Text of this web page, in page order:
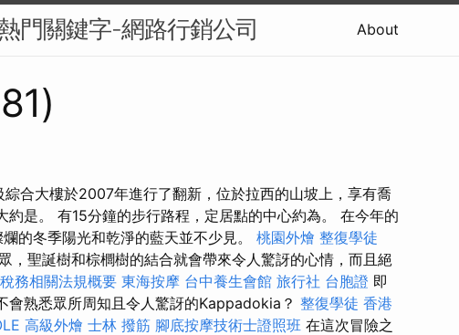
門關鍵字-網路行銷公司 About
合大樓於2007年進行了翻新，位於拉西的山坡上，享有喬
是。 有15分鐘的步行路程，定居點的中心約為。 在今年的
的冬季陽光和乾淨的藍天並不少見。 桃園外燴 整復學徒
，聖誕樹和棕櫚樹的結合就會帶來令人驚訝的心情，而且絕
務相關法規概要 東海按摩 台中養生會館 旅行社 台胞證 即
會熟悉眾所周知且令人驚訝的Kappadokia？ 整復學徒 香港
高級外燴 士林 撥筋 腳底按摩技術士證照班 在這次冒險之